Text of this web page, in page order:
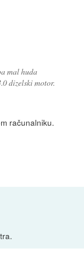
mal huda
dizelski motor.
računalniku.